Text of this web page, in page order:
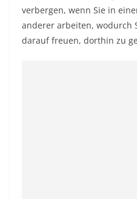
verbergen, wenn Sie in
anderer arbeiten, wodurch
darauf freuen, dorthin zu